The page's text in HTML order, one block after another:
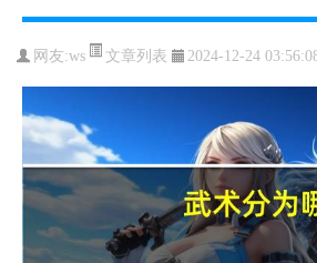
网友:ws 文章列表 2024-12-24